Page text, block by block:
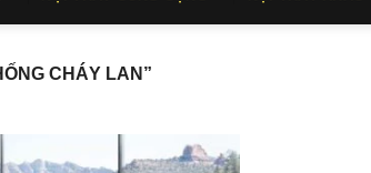
CHÁY LAN”